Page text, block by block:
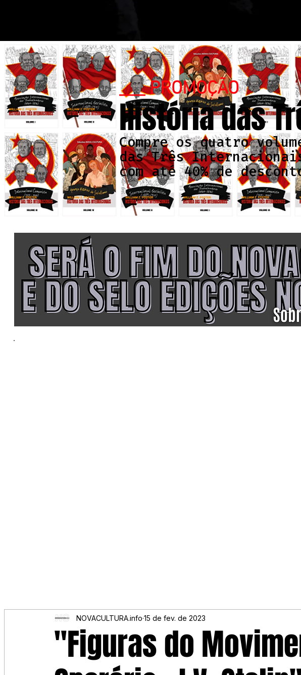
Compre os quatro
das Três
com até 40% de
___ PROMOÇÃO
História das
"Figuras do
NOVACULTURA.info 15 de fev. de 2023